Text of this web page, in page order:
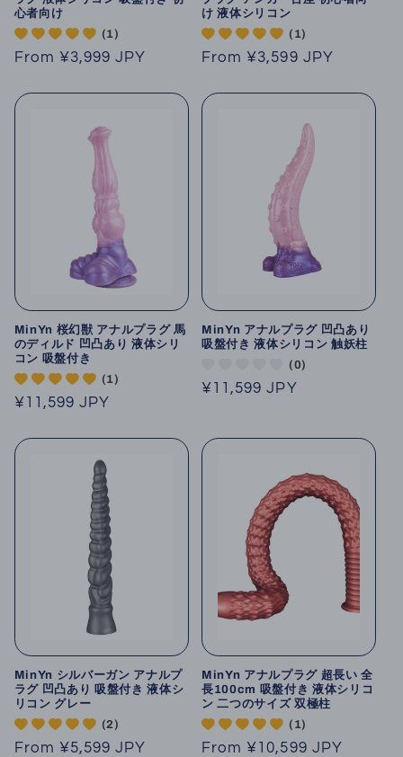
心者向け
(1)
Regular
From ¥3,999 JPY
け 液体シリコン
(1)
Regular
From ¥3,599 JPY
MinYn 桜幻獣 アナルプラグ 馬
のディルド 凹凸あり 液体シリ
コン 吸盤付き
(1)
Regular
¥11,599 JPY
MinYn アナルプラグ 凹凸あり
吸盤付き 液体シリコン 触妖柱
(0)
Regular
¥11,599 JPY
MinYn シルバーガン アナルプ
ラグ 凹凸あり 吸盤付き 液体シ
リコン グレー
(2)
Regular
From ¥5,599 JPY
MinYn アナルプラグ 超長い 全
長100cm 吸盤付き 液体シリコ
ン 二つのサイズ 双極柱
(1)
Regular
From ¥10,599 JPY